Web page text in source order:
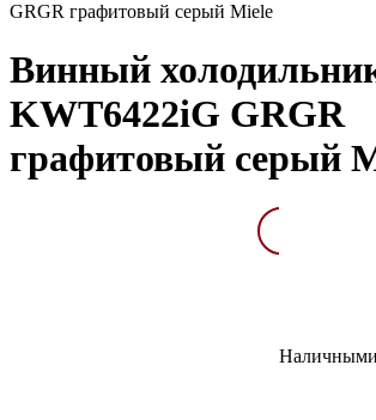
GRGR графитовый серый Miele
Винный
KWT6422iG GRGR
графитовый серый
Наличными